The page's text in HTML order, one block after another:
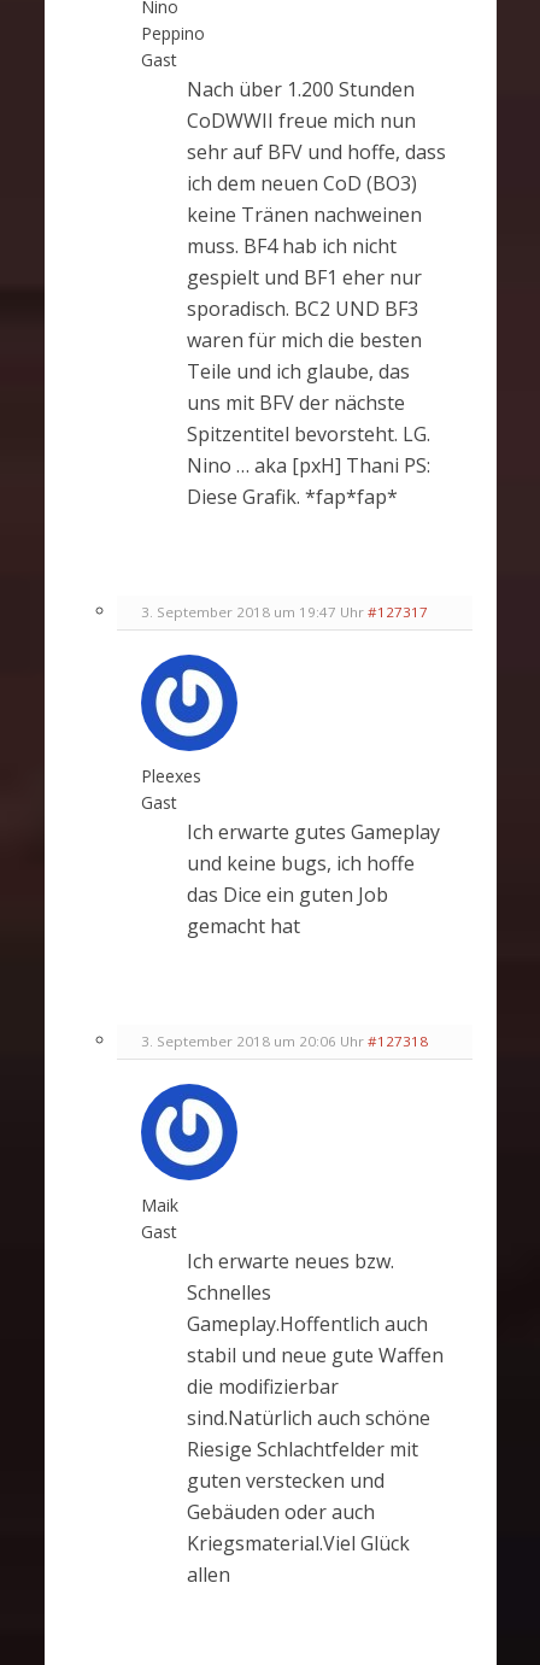
Nino
Peppino
Gast
Nach über 1.200 Stunden
CoDWWII freue mich nun
sehr auf BFV und hoffe, dass
ich dem neuen CoD (BO3)
keine Tränen nachweinen
muss. BF4 hab ich nicht
gespielt und BF1 eher nur
sporadisch. BC2 UND BF3
waren für mich die besten
Teile und ich glaube, das
uns mit BFV der nächste
Spitzentitel bevorsteht. LG.
Nino … aka [pxH] Thani PS:
Diese Grafik. *fap*fap*
3. September 2018 um 19:47 Uhr #127317
Pleexes
Gast
Ich erwarte gutes Gameplay
und keine bugs, ich hoffe
das Dice ein guten Job
gemacht hat
3. September 2018 um 20:06 Uhr #127318
Maik
Gast
Ich erwarte neues bzw.
Schnelles
Gameplay.Hoffentlich auch
stabil und neue gute Waffen
die modifizierbar
sind.Natürlich auch schöne
Riesige Schlachtfelder mit
guten verstecken und
Gebäuden oder auch
Kriegsmaterial.Viel Glück
allen